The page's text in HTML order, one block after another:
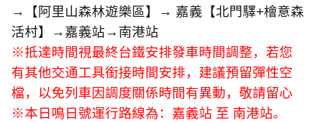
→
【阿里山森林遊樂區】 → 嘉義【北門驛+檜意森
活村】
→ 嘉義站→ 南港站
※抵達時間視最終台鐵安排發車時間調整，若您
有其他交通工具銜接時間安排，建議預留彈性空
檔，以免列車因調度關係時間有異動，敬請留心
※本日鳴日號運行路線為：嘉義站 至 南港站。